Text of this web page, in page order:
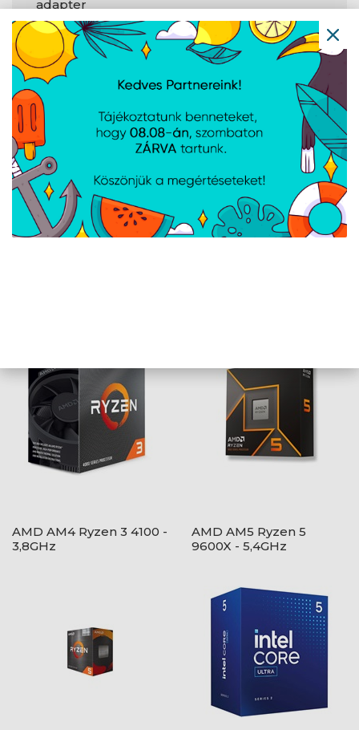
adapter
Diszkrét grafikus
modell
Nem áll
rendelkezésre
Jellemzők
PCI-expressz
csatlakozók
verziója
4.0
A weboldalon esetlegesen előforduló elektronikus feltöltési,
technikai hibákért felelősséget nem vállalunk.
AMD AM4 Ryzen 3 4100 -
3,8GHz
AMD AM5 Ryzen 5
9600X - 5,4GHz